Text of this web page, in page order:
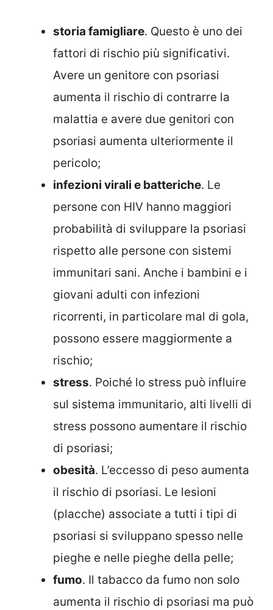
storia famigliare. Questo è uno dei
fattori di rischio più significativi.
Avere un genitore con psoriasi
aumenta il rischio di contrarre la
malattia e avere due genitori con
psoriasi aumenta ulteriormente il
pericolo;
infezioni virali e batteriche. Le
persone con HIV hanno maggiori
probabilità di sviluppare la psoriasi
rispetto alle persone con sistemi
immunitari sani. Anche i bambini e i
giovani adulti con infezioni
ricorrenti, in particolare mal di gola,
possono essere maggiormente a
rischio;
stress. Poiché lo stress può influire
sul sistema immunitario, alti livelli di
stress possono aumentare il rischio
di psoriasi;
obesità. L’eccesso di peso aumenta
il rischio di psoriasi. Le lesioni
(placche) associate a tutti i tipi di
psoriasi si sviluppano spesso nelle
pieghe e nelle pieghe della pelle;
fumo. Il tabacco da fumo non solo
aumenta il rischio di psoriasi ma può